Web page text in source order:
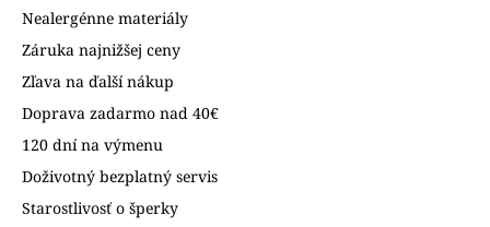
Nealergénne materiály
Záruka najnižšej ceny
Zľava na ďalší nákup
Doprava zadarmo nad 40€
120 dní na výmenu
Doživotný bezplatný servis
Starostlivosť o šperky